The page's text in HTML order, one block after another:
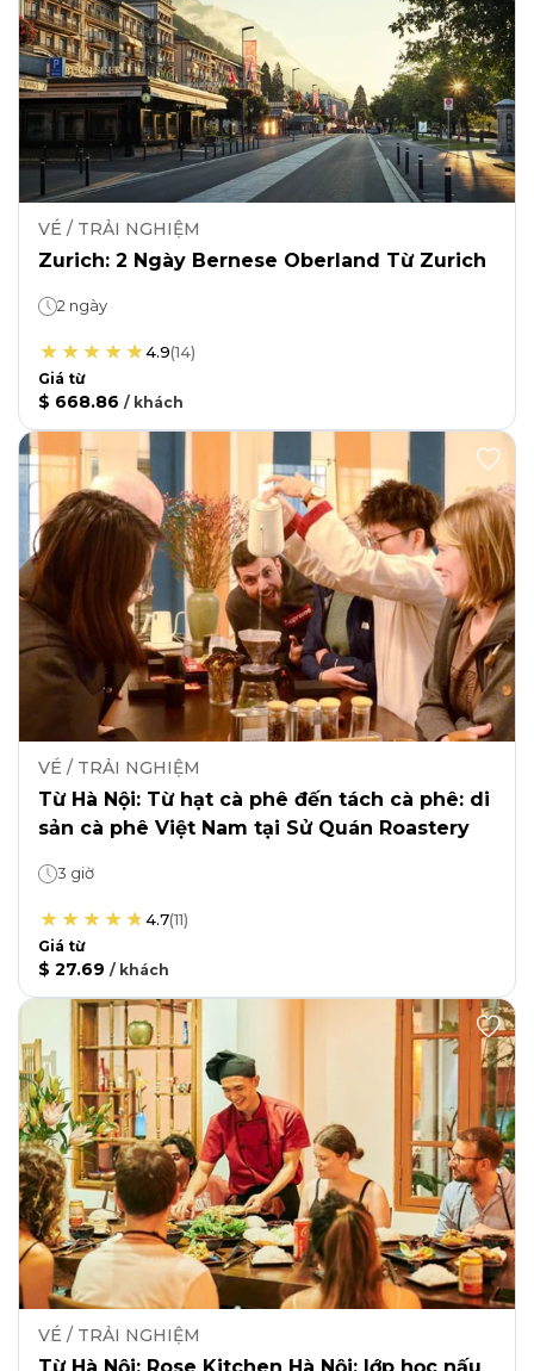
VÉ / TRẢI NGHIỆM
Zurich: 2 Ngày Bernese Oberland Từ Zurich
2 ngày
4.9(14)
Giá từ
$ 668.86 / khách
VÉ / TRẢI NGHIỆM
Từ Hà Nội: Từ hạt cà phê đến tách cà phê: di
sản cà phê Việt Nam tại Sử Quán Roastery
3 giờ
4.7(11)
Giá từ
$ 27.69 / khách
VÉ / TRẢI NGHIỆM